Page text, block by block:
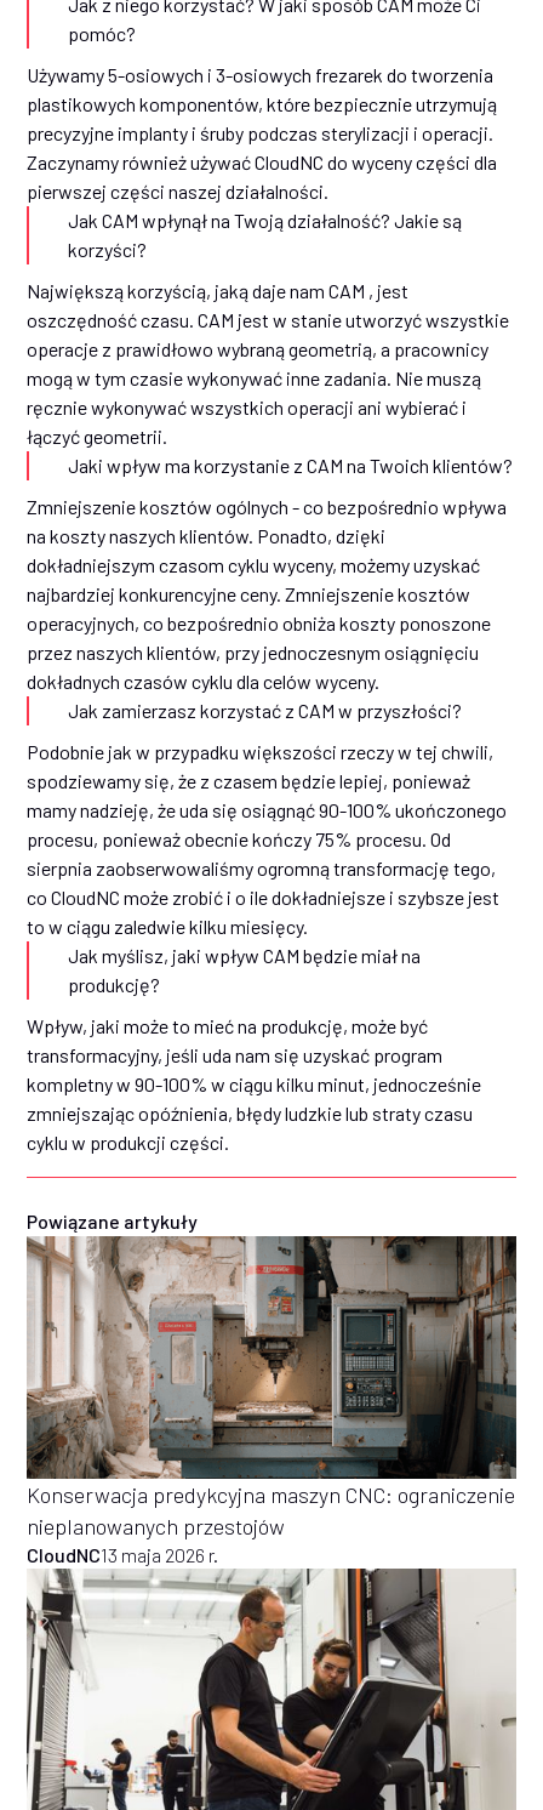
pomóc?
Używamy 5-osiowych i 3-osiowych frezarek do tworzenia
plastikowych komponentów, które bezpiecznie utrzymują
precyzyjne implanty i śruby podczas sterylizacji i operacji.
Zaczynamy również używać CloudNC do wyceny części dla
pierwszej części naszej działalności.
Jak CAM wpłynął na Twoją działalność? Jakie są
korzyści?
Największą korzyścią, jaką daje nam CAM , jest
oszczędność czasu. CAM jest w stanie utworzyć wszystkie
operacje z prawidłowo wybraną geometrią, a pracownicy
mogą w tym czasie wykonywać inne zadania. Nie muszą
ręcznie wykonywać wszystkich operacji ani wybierać i
łączyć geometrii.
Jaki wpływ ma korzystanie z CAM na Twoich klientów?
Zmniejszenie kosztów ogólnych - co bezpośrednio wpływa
na koszty naszych klientów. Ponadto, dzięki
dokładniejszym czasom cyklu wyceny, możemy uzyskać
najbardziej konkurencyjne ceny. Zmniejszenie kosztów
operacyjnych, co bezpośrednio obniża koszty ponoszone
przez naszych klientów, przy jednoczesnym osiągnięciu
dokładnych czasów cyklu dla celów wyceny.
Jak zamierzasz korzystać z CAM w przyszłości?
Podobnie jak w przypadku większości rzeczy w tej chwili,
spodziewamy się, że z czasem będzie lepiej, ponieważ
mamy nadzieję, że uda się osiągnąć 90-100% ukończonego
procesu, ponieważ obecnie kończy 75% procesu. Od
sierpnia zaobserwowaliśmy ogromną transformację tego,
co CloudNC może zrobić i o ile dokładniejsze i szybsze jest
to w ciągu zaledwie kilku miesięcy.
Jak myślisz, jaki wpływ CAM będzie miał na
produkcję?
Wpływ, jaki może to mieć na produkcję, może być
transformacyjny, jeśli uda nam się uzyskać program
kompletny w 90-100% w ciągu kilku minut, jednocześnie
zmniejszając opóźnienia, błędy ludzkie lub straty czasu
cyklu w produkcji części.
Powiązane artykuły
Konserwacja predykcyjna maszyn CNC: ograniczenie
nieplanowanych przestojów
CloudNC13 maja 2026 r.